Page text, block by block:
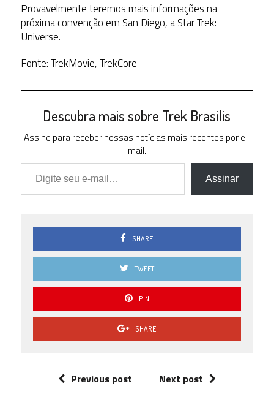
Provavelmente teremos mais informações na
próxima convenção em San Diego, a Star Trek:
Universe.
Fonte: TrekMovie, TrekCore
Descubra mais sobre Trek Brasilis
Assine para receber nossas notícias mais recentes por e-
mail.
Digite seu e-mail…
Assinar
SHARE
TWEET
PIN
SHARE
Previous post Next post